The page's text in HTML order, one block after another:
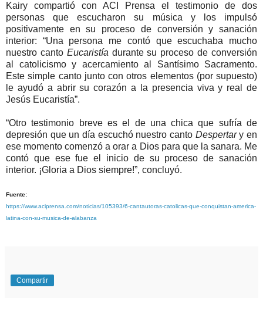
Kairy compartió con ACI Prensa el testimonio de dos
personas que escucharon su música y los impulsó
positivamente en su proceso de conversión y sanación
interior: “Una persona me contó que escuchaba mucho
nuestro canto Eucaristía durante su proceso de conversión
al catolicismo y acercamiento al Santísimo Sacramento.
Este simple canto junto con otros elementos (por supuesto)
le ayudó a abrir su corazón a la presencia viva y real de
Jesús Eucaristía”.
“Otro testimonio breve es el de una chica que sufría de
depresión que un día escuchó nuestro canto Despertary en
ese momento comenzó a orar a Dios para que la sanara. Me
contó que ese fue el inicio de su proceso de sanación
interior. ¡Gloria a Dios siempre!”, concluyó.
Fuente:
https://www.aciprensa.com/noticias/105393/6-cantautoras-catolicas-que-conquistan-america-
latina-con-su-musica-de-alabanza
Compartir